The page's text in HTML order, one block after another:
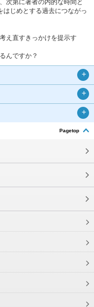
次第に著者の内的な時間と
はじめとする過去につながっ
え直すきっかけを提示す
んですか？
Pagetop